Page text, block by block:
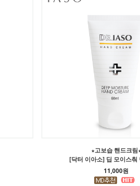
★고보습 핸드크림
[닥터 이아소] 딥 모이스춰
11,000원